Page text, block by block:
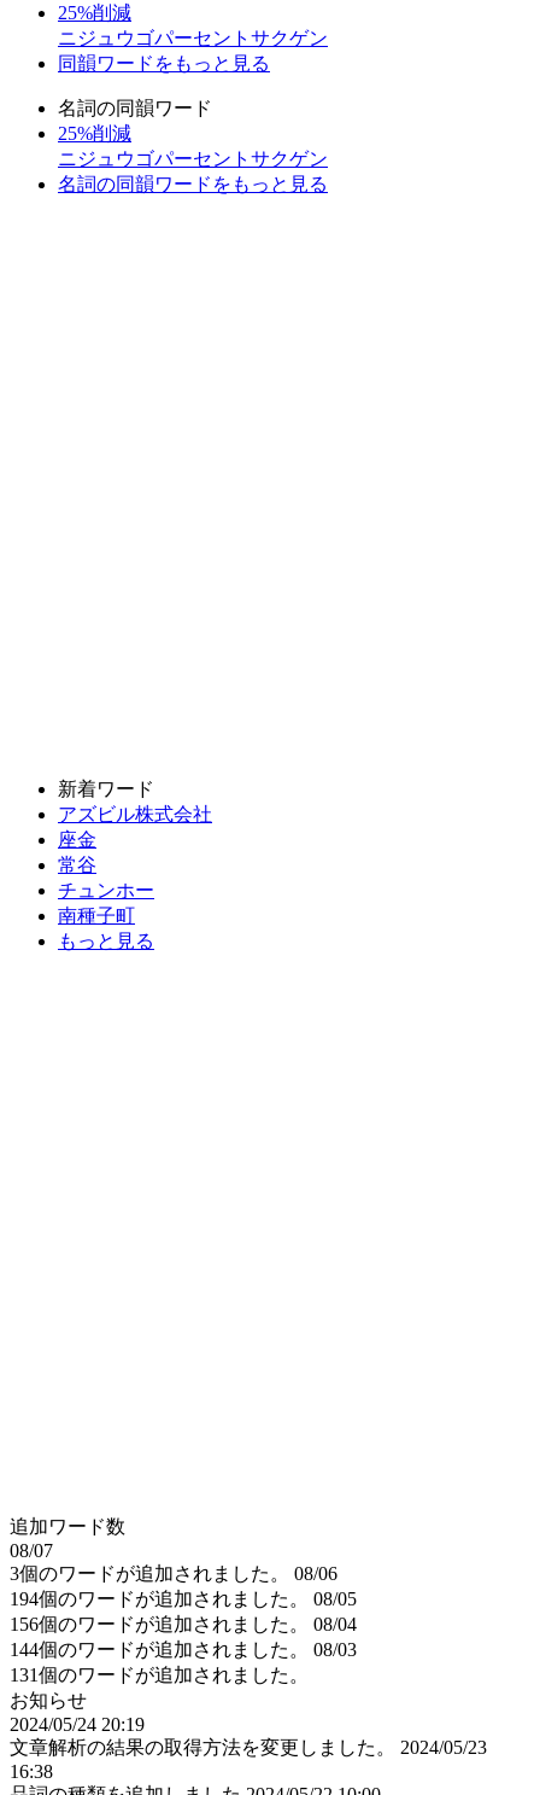
25%削減
ニジュウゴパーセントサクゲン
同韻ワードをもっと見る
名詞の同韻ワード
25%削減
ニジュウゴパーセントサクゲン
名詞の同韻ワードをもっと見る
新着ワード
アズビル株式会社
座金
常谷
チュンホー
南種子町
もっと見る
追加ワード数
08/07
3個のワードが追加されました。
08/06
194個のワードが追加されました。
08/05
156個のワードが追加されました。
08/04
144個のワードが追加されました。
08/03
131個のワードが追加されました。
お知らせ
2024/05/24 20:19
文章解析の結果の取得方法を変更しました。
2024/05/23
16:38